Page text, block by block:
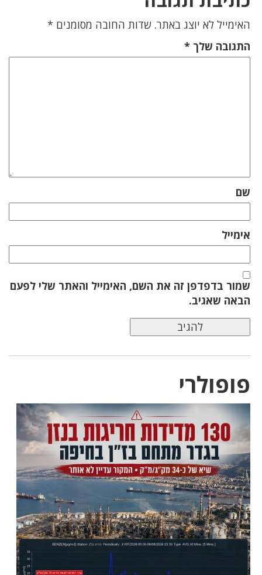
האימייל לא יוצג באתר. שדות החובה מסומנים *
התגובה שלך *
שם
אימייל
שמור בדפדפן זה את השם, האימייל והאתר שלי לפעם
הבאה שאגיב.
פופולרי